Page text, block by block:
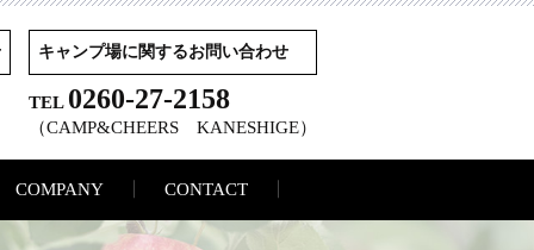
キャンプ場に関するお問い合わせ
TEL 0260-27-2158
（CAMP&CHEERS KANESHIGE）
COMPANY CONTACT